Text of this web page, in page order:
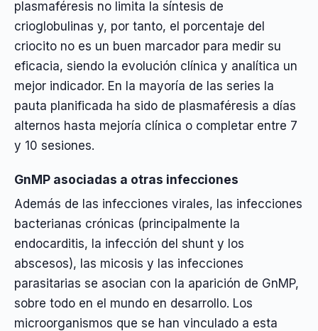
plasmaféresis no limita la síntesis de
crioglobulinas y, por tanto, el porcentaje del
criocito no es un buen marcador para medir su
eficacia, siendo la evolución clínica y analítica un
mejor indicador. En la mayoría de las series la
pauta planificada ha sido de plasmaféresis a días
alternos hasta mejoría clínica o completar entre 7
y 10 sesiones.
GnMP asociadas a otras infecciones
Además de las infecciones virales, las infecciones
bacterianas crónicas (principalmente la
endocarditis, la infección del shunt y los
abscesos), las micosis y las infecciones
parasitarias se asocian con la aparición de GnMP,
sobre todo en el mundo en desarrollo. Los
microorganismos que se han vinculado a esta